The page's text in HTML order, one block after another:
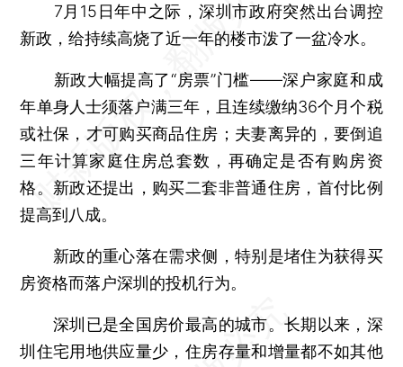
7月15日年中之际，深圳市政府突然出台调控
新政，给持续高烧了近一年的楼市泼了一盆冷水。
新政大幅提高了“房票”门槛——深户家庭和成
年单身人士须落户满三年，且连续缴纳36个月个税
或社保，才可购买商品住房；夫妻离异的，要倒追
三年计算家庭住房总套数，再确定是否有购房资
格。新政还提出，购买二套非普通住房，首付比例
提高到八成。
新政的重心落在需求侧，特别是堵住为获得买
房资格而落户深圳的投机行为。
深圳已是全国房价最高的城市。长期以来，深
圳住宅用地供应量少，住房存量和增量都不如其他